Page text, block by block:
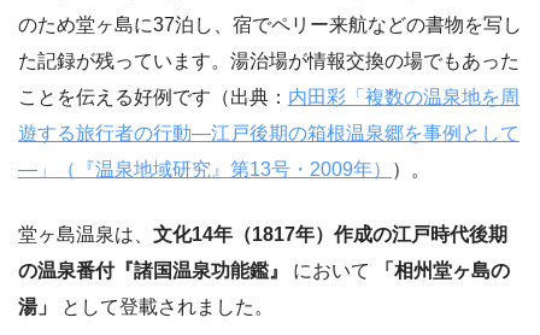
のため堂ヶ島に37泊し、宿でペリー来航などの書物を写し
た記録が残っています。湯治場が情報交換の場でもあった
ことを伝える好例です（出典： 内田彩「複数の温泉地を周
遊する旅行者の行動―江戸後期の箱根温泉郷を事例として
―」（『温泉地域研究』第13号・2009年）
）。
堂ヶ島温泉は、 文化14年（1817年）作成の江戸時代後期
の温泉番付『諸国温泉功能鑑』
において
「相州堂ヶ島の
湯」
として登載されました。